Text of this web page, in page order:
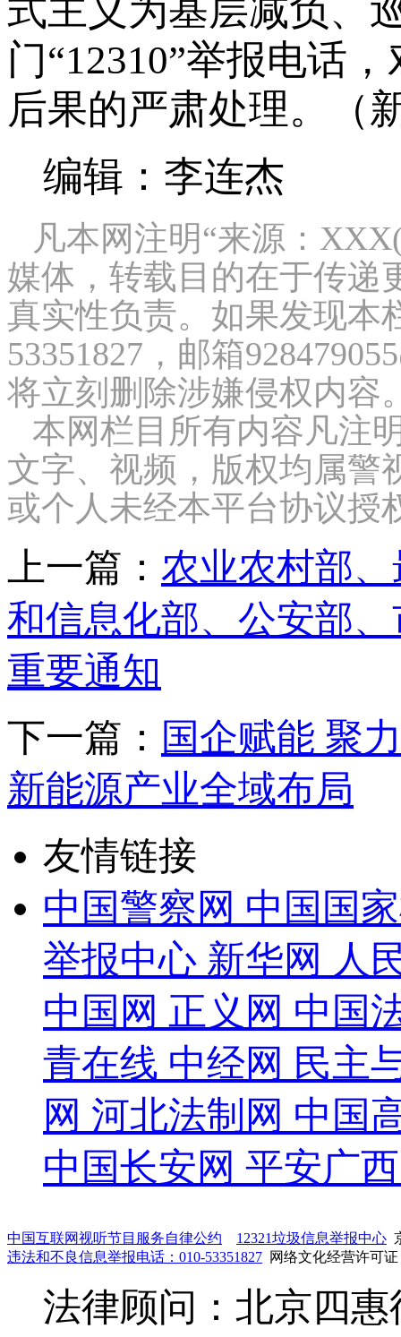
式主义为基层减负、
门“12310”举报电话
后果的严肃处理。（
编辑：李连杰
凡本网注明“来源：
媒体，转载目的在于传递
真实性负责。如果发现本
53351827，邮箱
将立刻删除涉嫌侵权内容
本网栏目所有内容凡注
文字、视频，版权均属警
或个人未经本平台协议授
上一篇： 农业农村部
和信息化部、公安部
重要通知
下一篇： 国企赋能 聚
新能源产业全域布局
友情链接
中国警察网 中国国
举报中心 新华网 人
中国网 正义网 中国
青在线 中经网 民主
网 河北法制网 中国
中国长安网 平安广
中国互联网视听节目服务自律公约 12321垃圾信息举报中心
违法和不良信息举报电话：010-53351827 网络文化经营许可
法律顾问：北京四